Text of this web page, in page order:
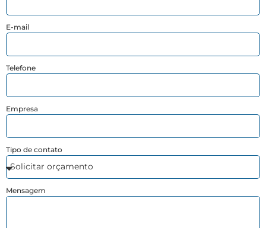
E-mail
Telefone
Empresa
Tipo de contato
Mensagem